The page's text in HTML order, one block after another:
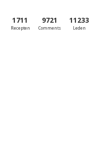
1711
Recepten
9721
Comments
11233
Leden